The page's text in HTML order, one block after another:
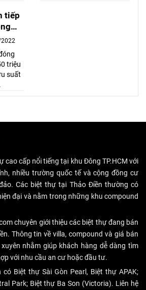
PHÉP
công
TP.
nội
sau:
thay đổi về tài
tiếp
triệu
suất
Theo
hơn
gặp
lợi,
hơn
cao cấp nổi tiếng tại khu Đông TP.HCM với
nhiều trường quốc tế và cộng đồng cư
Các biệt thự tại Thảo Điền thường có
đại và nằm trong những khu compound
chuyên giới thiệu các biệt thự đang bán
Thông tin về villa, compound và giá bán
nhằm giúp khách hàng dễ dàng tìm
với nhu cầu an cư hoặc đầu tư.
Biệt thự Sài Gòn Pearl, Biệt thự APAK;
Park; Biệt thự Ba Son (Victoria). Liên hệ